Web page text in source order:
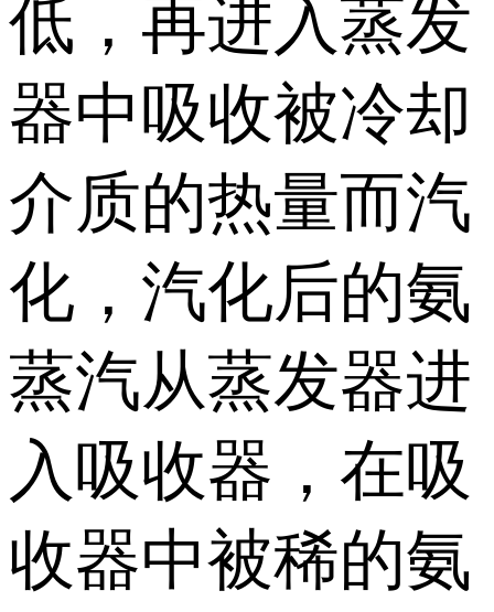
低，再进入蒸发
器中吸收被冷却
介质的热量而汽
化，汽化后的氨
蒸汽从蒸发器进
入吸收器，在吸
收器中被稀的氨